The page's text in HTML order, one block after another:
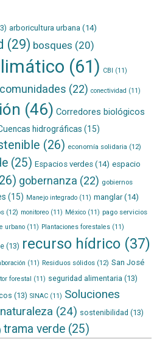
arboricultura urbana(14)
(29) bosques (20)
(61) CBI (11)
comunidades (22) conectividad (11)
(46) Corredores biológicos
hidrográficas (15)
(26) economía solidaria (12)
(25) Espacios verdes(14) espacio
gobernanza (22) gobiernos
(15) Manejo integrado(11) manglar(14)
(12) monitoreo(11) México(11) pago servicios
urbano(11) Plantaciones forestales(11)
(13) recurso hídrico(37)
(11) Residuos sólidos(12) San José
forestal (11) seguridad alimentaria (13)
(13) SINAC(11) Soluciones
(24) sostenibilidad (13)
trama verde(25)